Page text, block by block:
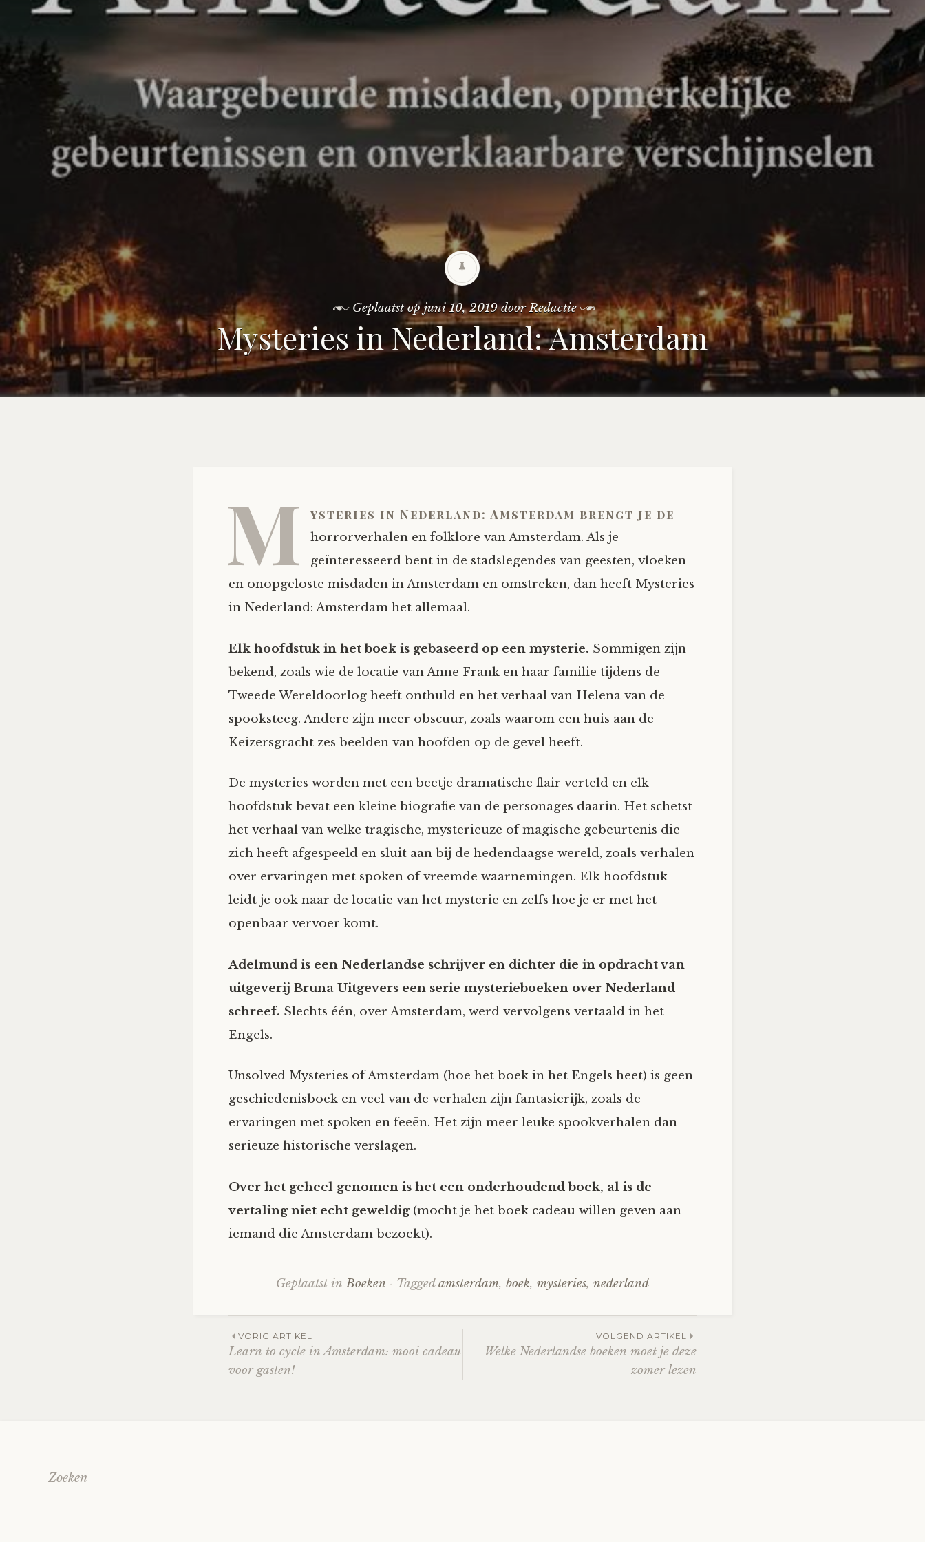
Geplaatst opjuni 10, 2019doorRedactie
Mysteries in Nederland: Amsterdam
M ysteries in Nederland: Amsterdam brengt je de
horrorverhalen en folklore van Amsterdam. Als je
geïnteresseerd bent in de stadslegendes van geesten, vloeken
en onopgeloste misdaden in Amsterdam en omstreken, dan heeft Mysteries
in Nederland: Amsterdam het allemaal.
Elk hoofdstuk in het boek is gebaseerd op een mysterie. Sommigen zijn
bekend, zoals wie de locatie van Anne Frank en haar familie tijdens de
Tweede Wereldoorlog heeft onthuld en het verhaal van Helena van de
spooksteeg. Andere zijn meer obscuur, zoals waarom een huis aan de
Keizersgracht zes beelden van hoofden op de gevel heeft.
De mysteries worden met een beetje dramatische flair verteld en elk
hoofdstuk bevat een kleine biografie van de personages daarin. Het schetst
het verhaal van welke tragische, mysterieuze of magische gebeurtenis die
zich heeft afgespeeld en sluit aan bij de hedendaagse wereld, zoals verhalen
over ervaringen met spoken of vreemde waarnemingen. Elk hoofdstuk
leidt je ook naar de locatie van het mysterie en zelfs hoe je er met het
openbaar vervoer komt.
Adelmund is een Nederlandse schrijver en dichter die in opdracht van
uitgeverij Bruna Uitgevers een serie mysterieboeken over Nederland
schreef. Slechts één, over Amsterdam, werd vervolgens vertaald in het
Engels.
Unsolved Mysteries of Amsterdam (hoe het boek in het Engels heet) is geen
geschiedenisboek en veel van de verhalen zijn fantasierijk, zoals de
ervaringen met spoken en feeën. Het zijn meer leuke spookverhalen dan
serieuze historische verslagen.
Over het geheel genomen is het een onderhoudend boek, al is de
vertaling niet echt geweldig(mocht je het boek cadeau willen geven aan
iemand die Amsterdam bezoekt).
Geplaatst inBoeken Taggedamsterdam, boek, mysteries, nederland
Berichtnavigatie
VORIG ARTIKEL
Learn to cycle in Amsterdam: mooi cadeau
voor gasten!
VOLGEND ARTIKEL
Welke Nederlandse boeken moet je deze
zomer lezen
Zoeken